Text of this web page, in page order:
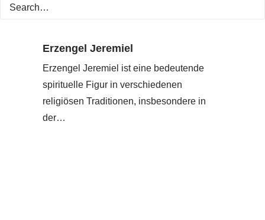
Erzengel Jeremiel
Erzengel Jeremiel ist eine bedeutende
spirituelle Figur in verschiedenen
religiösen Traditionen, insbesondere in
der…